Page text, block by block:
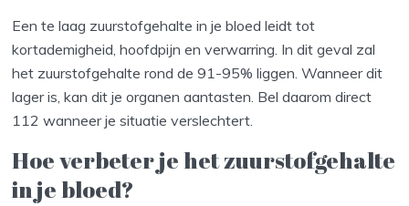
Een te laag zuurstofgehalte in je bloed leidt tot
kortademigheid, hoofdpijn en verwarring. In dit geval zal
het zuurstofgehalte rond de 91-95% liggen. Wanneer dit
lager is, kan dit je organen aantasten. Bel daarom direct
112 wanneer je situatie verslechtert.
Hoe verbeter je het zuurstofgehalte
in je bloed?